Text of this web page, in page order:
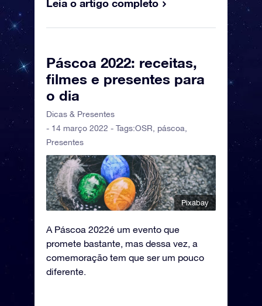
Leia o artigo completo
Páscoa 2022: receitas,
filmes e presentes para
o dia
Dicas & Presentes
- 14 março 2022 - Tags:OSR páscoa
Presentes
Pixabay
A Páscoa 2022é um evento que
promete bastante, mas dessa vez, a
comemoração tem que ser um pouco
diferente.